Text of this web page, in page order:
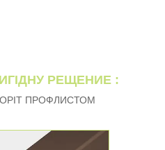
РЕЩЕНИЕ :
ПРОФЛИСТОМ